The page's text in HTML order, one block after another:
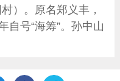
）。原名郑义丰，
自号“海筹”。孙中山